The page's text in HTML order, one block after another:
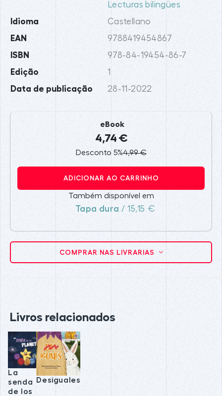
Lecturas bilingües
Idioma Castellano
EAN 9788419454867
ISBN 978-84-19454-86-7
Edição 1
Data de publicação 28-11-2022
eBook
4,74 €
Desconto 5%4,99 €
ADICIONAR AO CARRINHO
Também disponível em
Tapa dura / 15,15 €
COMPRAR NAS LIVRARIAS
Livros relacionados
La
senda
de los
Desiguales